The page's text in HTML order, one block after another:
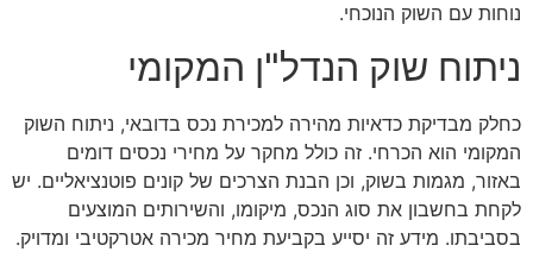
נוחות עם השוק הנוכחי.
ניתוח שוק הנדל"ן המקומי
כחלק מבדיקת כדאיות מהירה למכירת נכס בדובאי, ניתוח השוק
המקומי הוא הכרחי. זה כולל מחקר על מחירי נכסים דומים
באזור, מגמות בשוק, וכן הבנת הצרכים של קונים פוטנציאליים. יש
לקחת בחשבון את סוג הנכס, מיקומו, והשירותים המוצעים
בסביבתו. מידע זה יסייע בקביעת מחיר מכירה אטרקטיבי ומדויק.